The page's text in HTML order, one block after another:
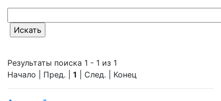
Результаты поиска 1 - 1 из 1
Начало | Пред. | 1 | След. | Конец